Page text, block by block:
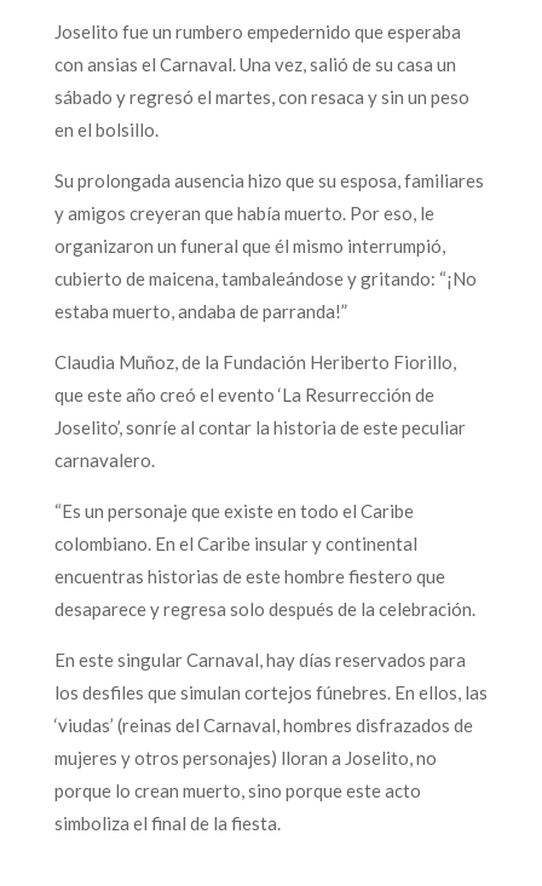
Joselito fue un rumbero empedernido que esperaba
con ansias el Carnaval. Una vez, salió de su casa un
sábado y regresó el martes, con resaca y sin un peso
en el bolsillo.
Su prolongada ausencia hizo que su esposa, familiares
y amigos creyeran que había muerto. Por eso, le
organizaron un funeral que él mismo interrumpió,
cubierto de maicena, tambaleándose y gritando: “¡No
estaba muerto, andaba de parranda!”
Claudia Muñoz, de la Fundación Heriberto Fiorillo,
que este año creó el evento ‘La Resurrección de
Joselito’, sonríe al contar la historia de este peculiar
carnavalero.
“Es un personaje que existe en todo el Caribe
colombiano. En el Caribe insular y continental
encuentras historias de este hombre fiestero que
desaparece y regresa solo después de la celebración.
En este singular Carnaval, hay días reservados para
los desfiles que simulan cortejos fúnebres. En ellos, las
‘viudas’ (reinas del Carnaval, hombres disfrazados de
mujeres y otros personajes) lloran a Joselito, no
porque lo crean muerto, sino porque este acto
simboliza el final de la fiesta.